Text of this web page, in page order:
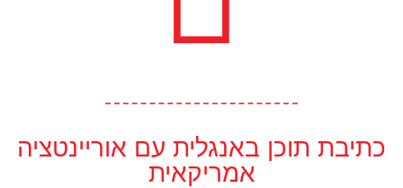
כתיבת תוכן באנגלית עם אוריינטציה
אמריקאית